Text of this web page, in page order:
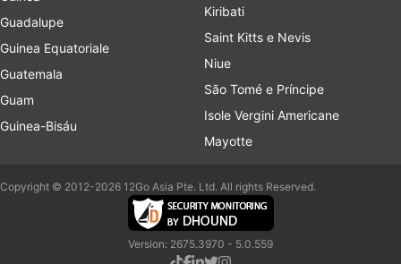
Guadalupe
Guinea Equatoriale
Guatemala
Guam
Guinea-Bisáu
Kiribati
Saint Kitts e Nevis
Niue
São Tomé e Príncipe
Isole Vergini Americane
Mayotte
Copyright © 2012-2026 12Go Asia Pte. Ltd. All rights Reserved.
Version: 2675.3970 - 5.0.559